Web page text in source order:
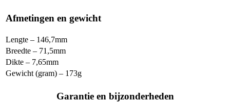
Afmetingen en gewicht
Lengte – 146,7mm
Breedte – 71,5mm
Dikte – 7,65mm
Gewicht (gram) – 173g
Garantie en bijzonderheden